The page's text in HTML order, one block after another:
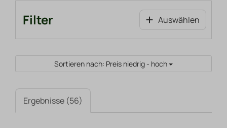
Filter Auswählen
Sortieren nach: Preis niedrig - hoch
Ergebnisse (56)